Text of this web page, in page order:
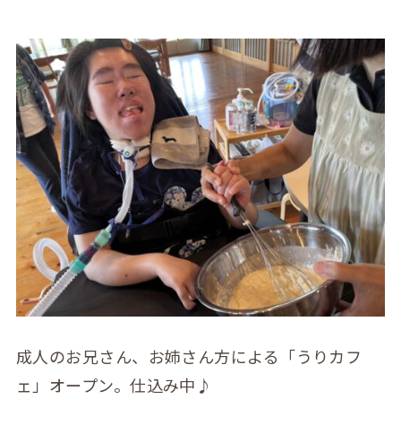
成人のお兄さん、お姉さん方による「うりカフ
ェ」オープン。仕込み中♪